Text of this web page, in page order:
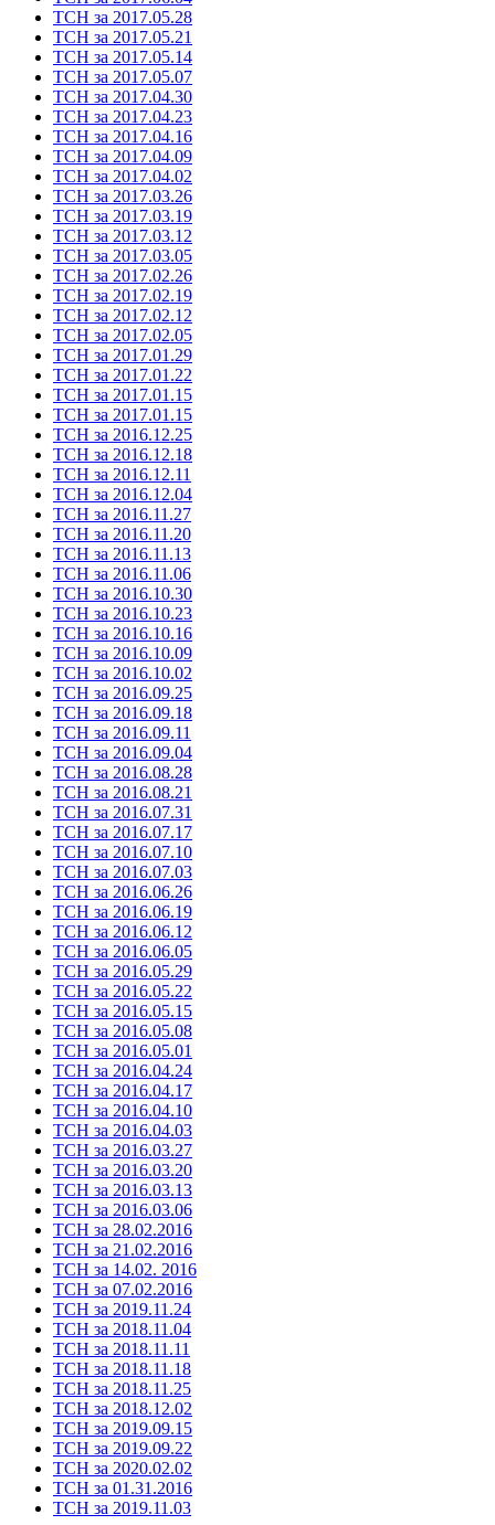
ТСН за 2017.05.28
ТСН за 2017.05.21
ТСН за 2017.05.14
ТСН за 2017.05.07
ТСН за 2017.04.30
ТСН за 2017.04.23
ТСН за 2017.04.16
ТСН за 2017.04.09
ТСН за 2017.04.02
ТСН за 2017.03.26
ТСН за 2017.03.19
ТСН за 2017.03.12
ТСН за 2017.03.05
ТСН за 2017.02.26
ТСН за 2017.02.19
ТСН за 2017.02.12
ТСН за 2017.02.05
ТСН за 2017.01.29
ТСН за 2017.01.22
ТСН за 2017.01.15
ТСН за 2017.01.15
ТСН за 2016.12.25
ТСН за 2016.12.18
ТСН за 2016.12.11
ТСН за 2016.12.04
ТСН за 2016.11.27
ТСН за 2016.11.20
ТСН за 2016.11.13
ТСН за 2016.11.06
ТСН за 2016.10.30
ТСН за 2016.10.23
ТСН за 2016.10.16
ТСН за 2016.10.09
ТСН за 2016.10.02
ТСН за 2016.09.25
ТСН за 2016.09.18
ТСН за 2016.09.11
ТСН за 2016.09.04
ТСН за 2016.08.28
ТСН за 2016.08.21
ТСН за 2016.07.31
ТСН за 2016.07.17
ТСН за 2016.07.10
ТСН за 2016.07.03
ТСН за 2016.06.26
ТСН за 2016.06.19
ТСН за 2016.06.12
ТСН за 2016.06.05
ТСН за 2016.05.29
ТСН за 2016.05.22
ТСН за 2016.05.15
ТСН за 2016.05.08
ТСН за 2016.05.01
ТСН за 2016.04.24
ТСН за 2016.04.17
ТСН за 2016.04.10
ТСН за 2016.04.03
ТСН за 2016.03.27
ТСН за 2016.03.20
ТСН за 2016.03.13
ТСН за 2016.03.06
ТСН за 28.02.2016
ТСН за 21.02.2016
ТСН за 14.02. 2016
ТСН за 07.02.2016
ТСН за 2019.11.24
ТСН за 2018.11.04
ТСН за 2018.11.11
ТСН за 2018.11.18
ТСН за 2018.11.25
ТСН за 2018.12.02
ТСН за 2019.09.15
ТСН за 2019.09.22
ТСН за 2020.02.02
ТСН за 01.31.2016
ТСН за 2019.11.03